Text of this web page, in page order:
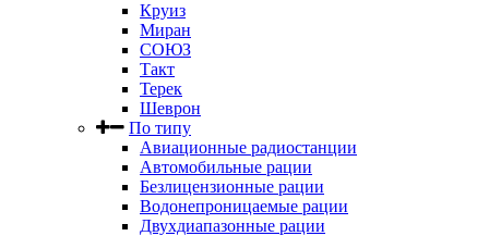
Круиз
Миран
СОЮЗ
Такт
Терек
Шеврон
По типу
Авиационные радиостанции
Автомобильные рации
Безлицензионные рации
Водонепроницаемые рации
Двухдиапазонные рации